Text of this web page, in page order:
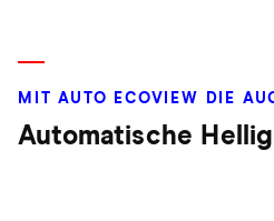
MIT AUTO ECOVIEW DIE
Automatische